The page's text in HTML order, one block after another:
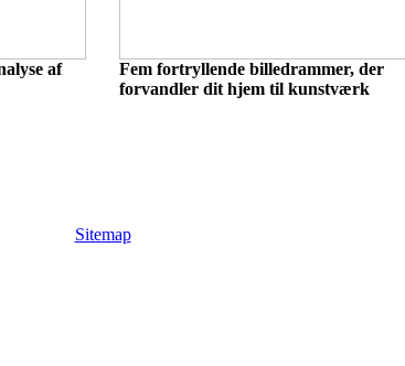
af
Fem fortryllende billedrammer, der
forvandler dit hjem til kunstværk
Sitemap